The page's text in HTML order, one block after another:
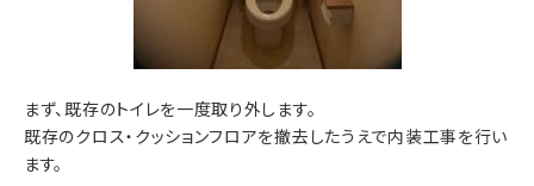
まず、既存のトイレを一度取り外します。
既存のクロス・クッションフロアを撤去したうえで内装工事を行い
ます。